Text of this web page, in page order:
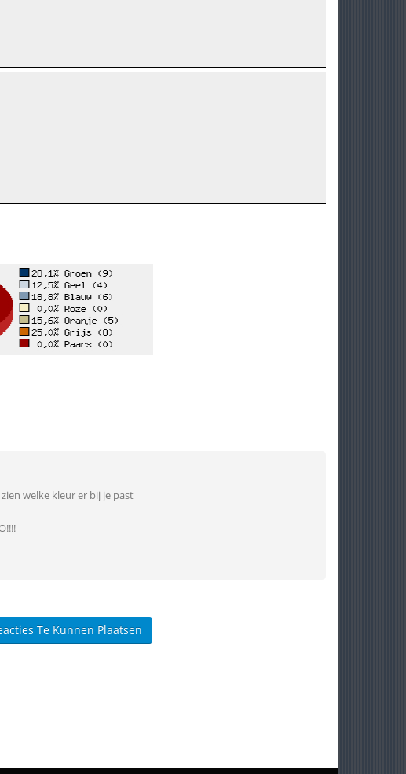
welke kleur er bij je past
Te Kunnen Plaatsen